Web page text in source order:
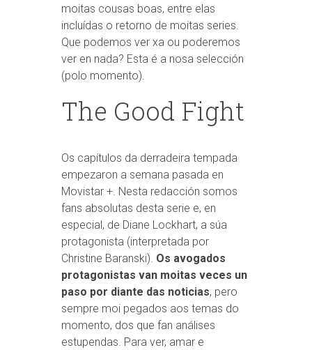
moitas cousas boas, entre elas
incluídas o retorno de moitas series.
Que podemos ver xa ou poderemos
ver en nada? Esta é a nosa selección
(polo momento).
The Good Fight
Os capítulos da derradeira tempada
empezaron a semana pasada en
Movistar +. Nesta redacción somos
fans absolutas desta serie e, en
especial, de Diane Lockhart, a súa
protagonista (interpretada por
Christine Baranski). Os avogados
protagonistas van moitas veces un
paso por diante das noticias, pero
sempre moi pegados aos temas do
momento, dos que fan análises
estupendas. Para ver, amar e